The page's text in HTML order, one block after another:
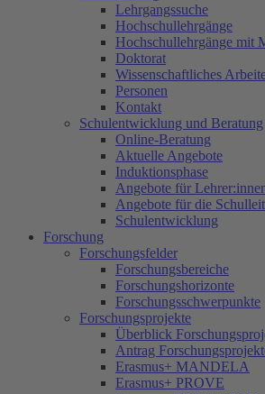
Lehrgangssuche
Hochschullehrgänge
Hochschullehrgänge mit
Doktorat
Wissenschaftliches
Personen
Kontakt
Schulentwicklung und Beratung
Online-Beratung
Aktuelle Angebote
Induktionsphase
Angebote für
Angebote für die
Schulentwicklung
Forschung
Forschungsfelder
Forschungsbereiche
Forschungshorizonte
Forschungsschwerpunkte
Forschungsprojekte
Überblick
Antrag
Erasmus+ MANDELA
Erasmus+ PROVE